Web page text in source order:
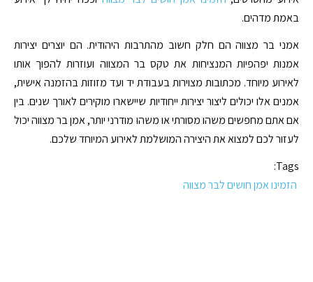
באמת מדהים.
אמני בר מצווה הם חלק חשוב מהתרבות היהודית. הם יוצרים יצירות
אמנות יפהפיות המנציחות את טקס בר המצווה ועוזרות להפוך אותו
לאירוע מיוחד. מכתובות מצוירות בעבודת יד ועד מזוזות בהזמנה אישית,
אמנים אלו יכולים ליצור יצירות ייחודיות שיישארו מוקירים לאורך שנים. בין
אם אתם מחפשים משהו מסורתי או משהו מודרני יותר, אמן בר מצווה יכול
לעזור לכם למצוא את היצירה המושלמת לאירוע המיוחד שלכם.
Tags:
הזמינו אמן חושים לבר מצווה